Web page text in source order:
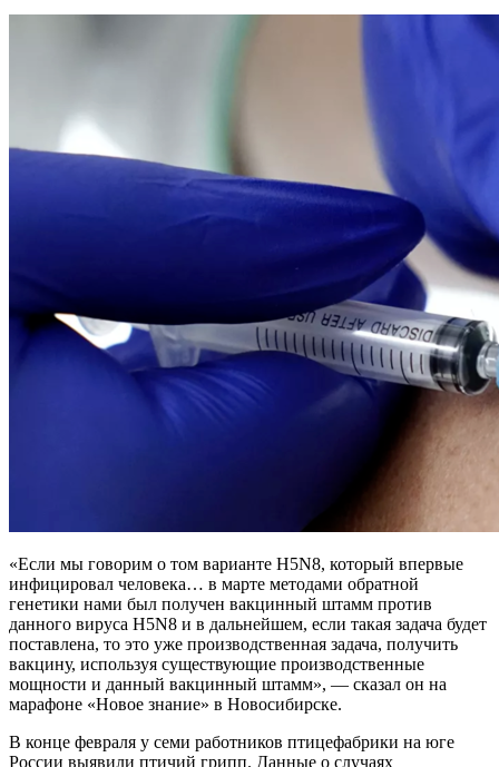
«Если мы говорим о том варианте H5N8, который впервые
инфицировал человека… в марте методами обратной
генетики нами был получен вакцинный штамм против
данного вируса H5N8 и в дальнейшем, если такая задача будет
поставлена, то это уже производственная задача, получить
вакцину, используя существующие производственные
мощности и данный вакцинный штамм», — сказал он на
марафоне «Новое знание» в Новосибирске.
В конце февраля у семи работников птицефабрики на юге
России выявили птичий грипп. Данные о случаях